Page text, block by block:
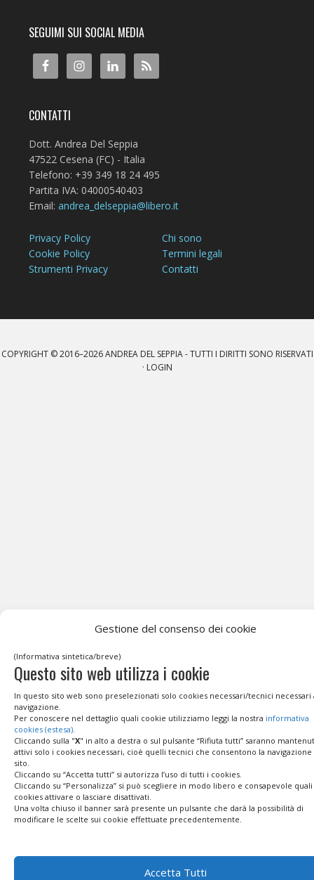
Gestione del consenso dei cookie
(Informativa sintetica/breve)
Questo sito web utilizza i cookie
In questo sito web sono preselezionati solo cookies necessari/tecnici necessari
navigazione.
Per conoscere nel dettaglio quali cookie utilizziamo leggi la nostra informativa
cookies (estesa).
Cliccando sulla "X" in alto a destra o sul pulsante “Rifiuta tutti” saranno
attivi solo i cookies necessari, cioè quelli tecnici che consentono la navigazione
sito.
Cliccando su “Accetta tutti” si autorizza l’uso di tutti i cookies.
Cliccando su “Personalizza” si può scegliere in modo libero e consapevole quali
cookies attivare o lasciare disattivati.
Una volta chiuso il banner sarà presente un pulsante che darà la possibilità di
modificare le scelte sui cookie effettuate precedentemente.
Accetta Tutti
SEGUIMI SUI SOCIAL MEDIA
CONTATTI
Dott. Andrea Del Seppia
47522 Cesena (FC) - Italia
Telefono: +39 349 18 24 495
Partita IVA: 04000540403
Email: andrea_delseppia@libero.it
Privacy Policy
Cookie Policy
Strumenti Privacy
Chi sono
Termini legali
Contatti
COPYRIGHT © 2016–2026ANDREA DEL SEPPIA- TUTTI I DIRITTI SONO RISERVATI
· LOGIN